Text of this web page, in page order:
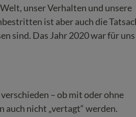
unser Verhalten und unsere
ist aber auch die
sind. Das Jahr 2020 war für uns
– ob mit oder ohne
auch nicht „vertagt“ werden.